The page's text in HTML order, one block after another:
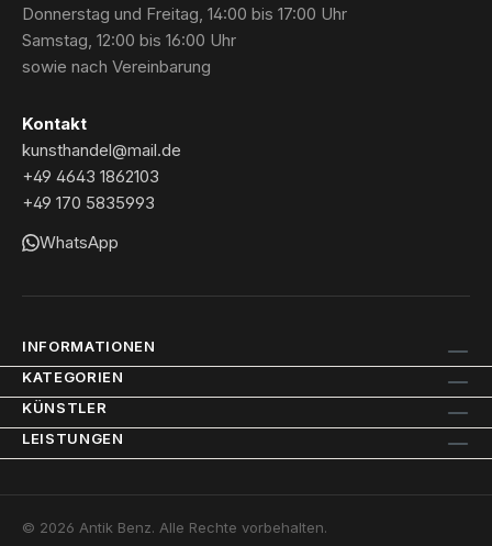
Donnerstag und Freitag, 14:00 bis 17:00 Uhr
Samstag, 12:00 bis 16:00 Uhr
sowie nach Vereinbarung
Kontakt
kunsthandel@mail.de
+49 4643 1862103
+49 170 5835993
WhatsApp
INFORMATIONEN
KATEGORIEN
KÜNSTLER
LEISTUNGEN
© 2026 Antik Benz. Alle Rechte vorbehalten.